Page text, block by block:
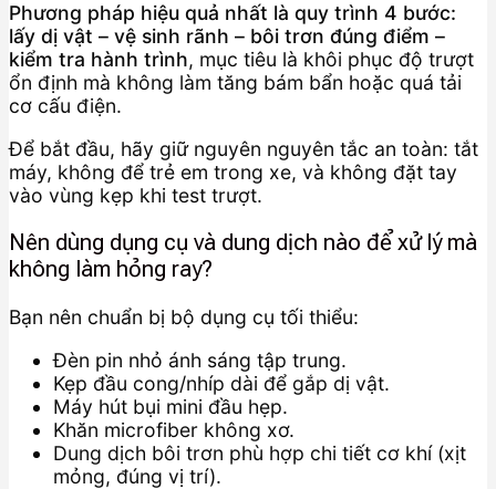
Phương pháp hiệu quả nhất là quy trình 4 bước:
lấy dị vật – vệ sinh rãnh – bôi trơn đúng điểm –
kiểm tra hành trình, mục tiêu là khôi phục độ trượt
ổn định mà không làm tăng bám bẩn hoặc quá tải
cơ cấu điện.
Để bắt đầu, hãy giữ nguyên nguyên tắc an toàn: tắt
máy, không để trẻ em trong xe, và không đặt tay
vào vùng kẹp khi test trượt.
Nên dùng dụng cụ và dung dịch nào để xử lý mà
không làm hỏng ray?
Bạn nên chuẩn bị bộ dụng cụ tối thiểu:
Đèn pin nhỏ ánh sáng tập trung.
Kẹp đầu cong/nhíp dài để gắp dị vật.
Máy hút bụi mini đầu hẹp.
Khăn microfiber không xơ.
Dung dịch bôi trơn phù hợp chi tiết cơ khí (xịt
mỏng, đúng vị trí).